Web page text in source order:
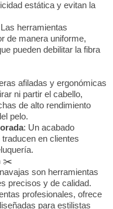
estática y evitan la
herramientas
de manera uniforme,
pueden debilitar la fibra
afiladas y ergonómicas
ni partir el cabello,
de alto rendimiento
pelo.
: Un acabado
en clientes
✂️
son herramientas
precisos y de calidad.
profesionales, ofrece
para estilistas